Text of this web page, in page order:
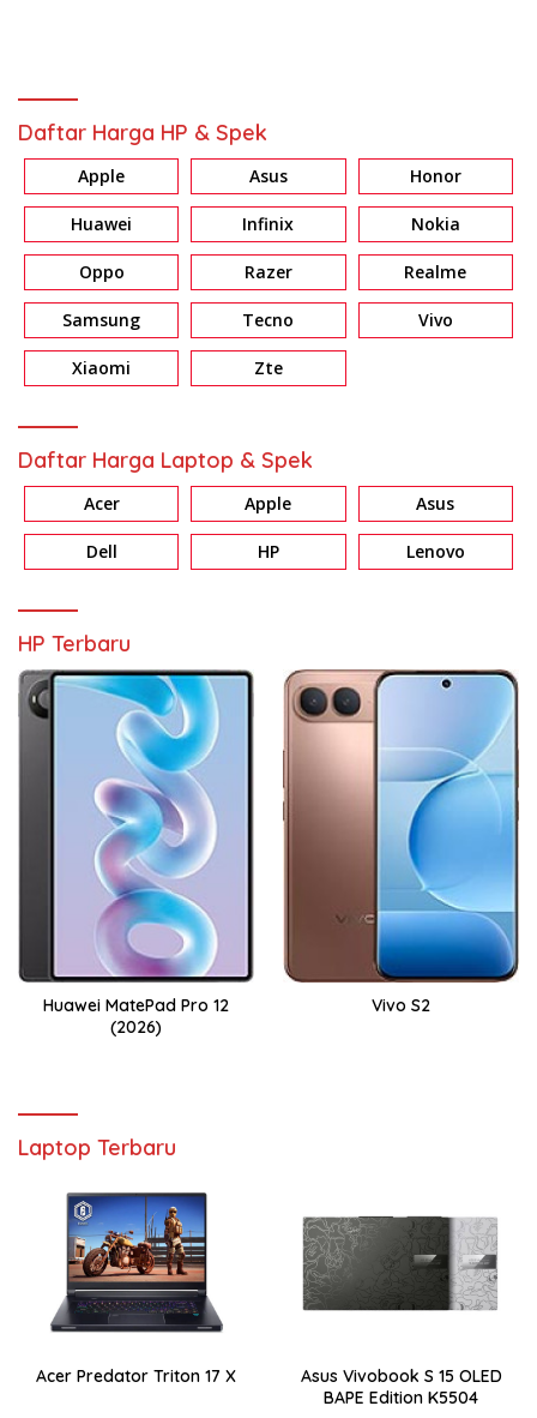
Daftar Harga HP & Spek
Apple Asus Honor
Huawei Infinix Nokia
Oppo Razer Realme
Samsung Tecno Vivo
Xiaomi Zte
Daftar Harga Laptop & Spek
Acer Apple Asus
Dell HP Lenovo
HP Terbaru
Huawei MatePad Pro 12
(2026)
Vivo S2
Laptop Terbaru
Acer Predator Triton 17 X
Asus Vivobook S 15 OLED
BAPE Edition K5504